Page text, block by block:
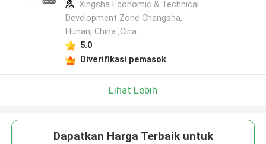
Xingsha Economic & Technical
Development Zone Changsha,
Hunan, China ,Cina
5.0
Diverifikasi pemasok
Lihat Lebih
Dapatkan Harga Terbaik untuk